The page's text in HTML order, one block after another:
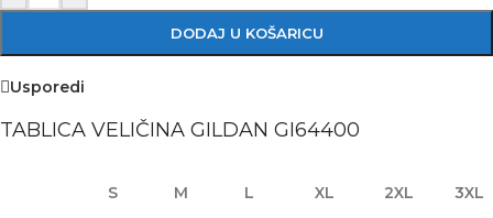
DODAJ U KOŠARICU
Usporedi
TABLICA VELIČINA GILDAN GI64400
S M L XL 2XL 3XL